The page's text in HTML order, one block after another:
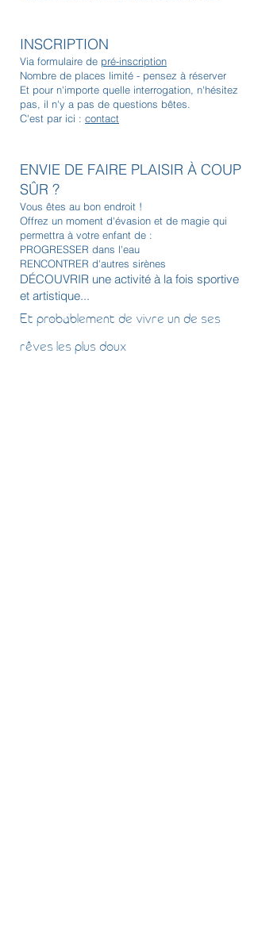
INSCRIPTION
Via formulaire de pré-inscription
Nombre de places limité - pensez à réserver
Et pour n'importe quelle interrogation, n'hésitez
pas, il n'y a pas de questions bêtes.
C'est par ici : contact
ENVIE DE FAIRE PLAISIR À COUP
SÛR ?
Vous êtes au bon endroit !
Offrez un moment d'évasion et de magie qui
permettra à votre enfant de :
PROGRESSER dans l'eau
RENCONTRER d'autres sirènes
DÉCOUVRIR une activité à la fois sportive
et artistique...
Et probablement de vivre un de ses
rêves les plus doux